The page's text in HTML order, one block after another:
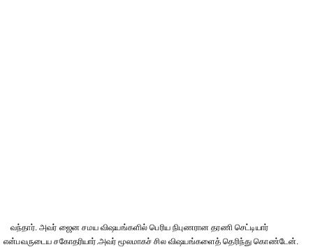
வந்தார். அவர் ஜைன சமய விஷயங்களில் பெரிய நிபுணரான தரணி செட்டியார்
என்பவருடைய சகோதரியார்.அவர் மூலமாகச் சில விஷயங்களைத் தெரிந்து கொண்டேன்.